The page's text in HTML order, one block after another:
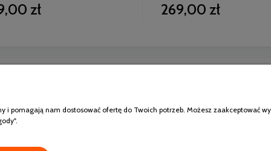
zł 269,00 zł
modułów Jinko
Przechowalnia
pomagają nam dostosować ofertę do Twoich potrzeb. Możesz zaakceptować